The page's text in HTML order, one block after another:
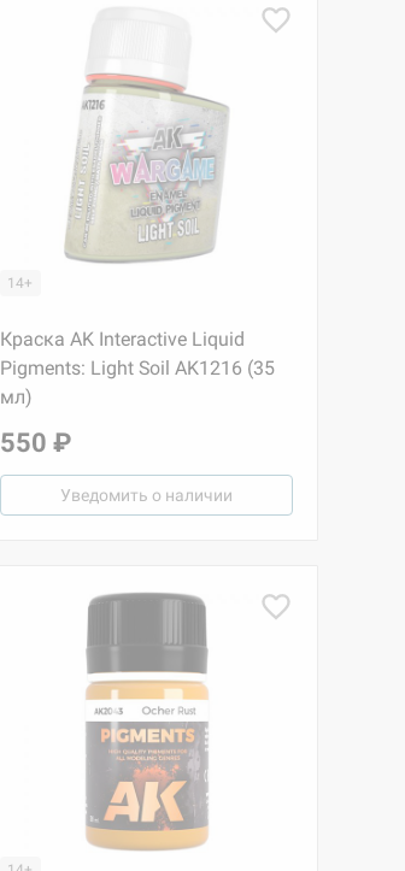
14+
Краска AK Interactive Liquid
Pigments: Light Soil AK1216 (35
мл)
550 ₽
Уведомить о наличии